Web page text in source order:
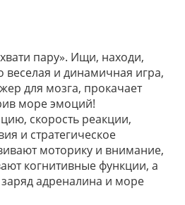
пару». Ищи, находи,
веселая и динамичная игра,
для мозга, прокачает
море эмоций!
скорость реакции,
и стратегическое
моторику и внимание,
когнитивные функции, а
адреналина и море